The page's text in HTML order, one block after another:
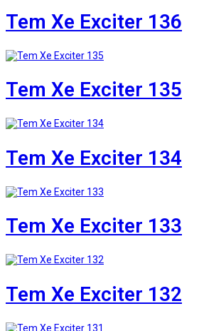
Tem Xe Exciter 136
Tem Xe Exciter 135
Tem Xe Exciter 134
Tem Xe Exciter 133
Tem Xe Exciter 132